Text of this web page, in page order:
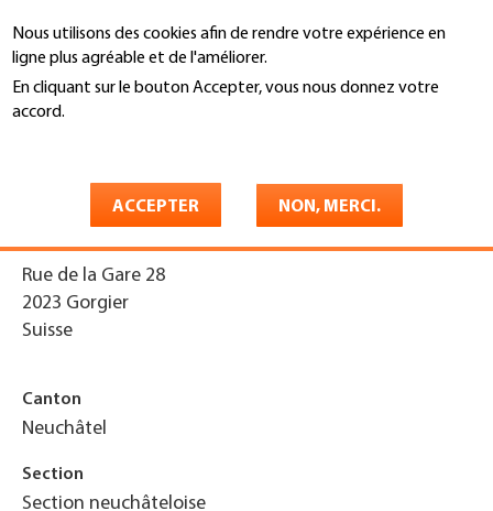
Nous utilisons des cookies afin de rendre votre expérience en
ligne plus agréable et de l'améliorer.
En cliquant sur le bouton Accepter, vous nous donnez votre
accord.
ACCEPTER NON, MERCI.
au
contenu
principal
Recherche
You
Adresse
Rue de la Gare 28
2023 Gorgier
Suisse
Canton
Neuchâtel
Section
Section neuchâteloise